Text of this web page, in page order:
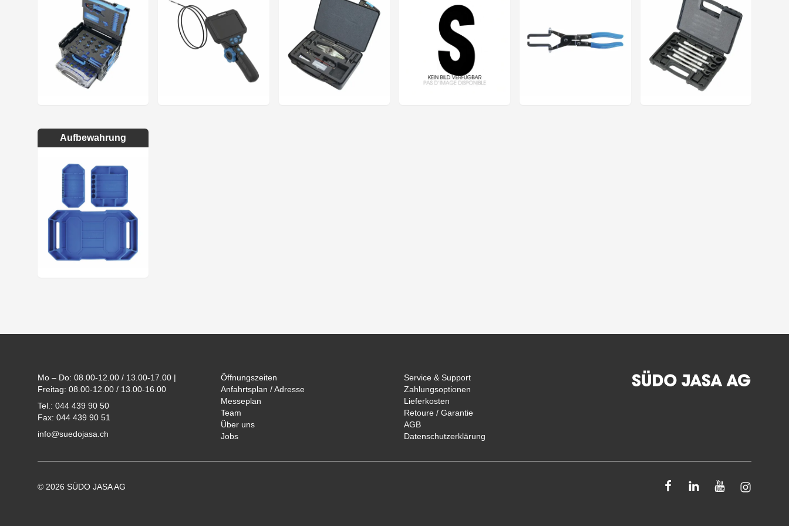
Aufbewahrung
Mo – Do: 08.00-12.00 / 13.00-17.00 |
Freitag: 08.00-12.00 / 13.00-16.00
Tel.: 044 439 90 50
Fax: 044 439 90 51
info@suedojasa.ch
Öffnungszeiten
Anfahrtsplan / Adresse
Messeplan
Team
Über uns
Jobs
Service & Support
Zahlungsoptionen
Lieferkosten
Retoure / Garantie
AGB
Datenschutzerklärung
FacebookLinkedinYoutube
© 2026 SÜDO JASA AG